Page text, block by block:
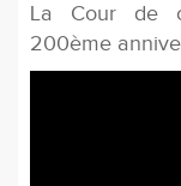
La Cour de
200ème